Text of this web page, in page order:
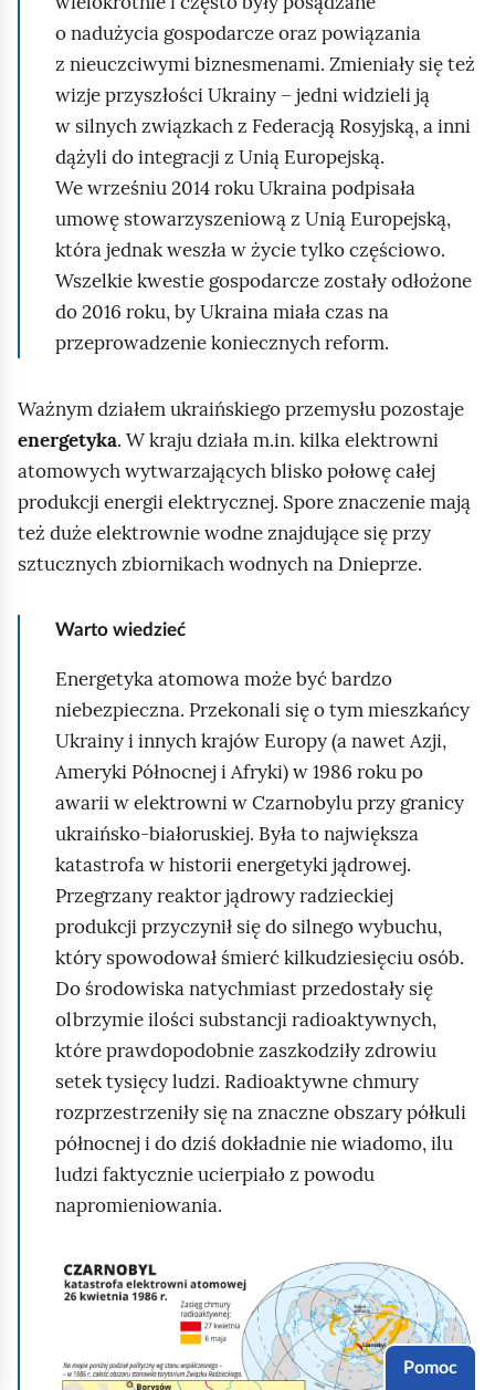
Pomoc
o nadużycia gospodarcze oraz powiązania
z nieuczciwymi biznesmenami. Zmieniały się też
wizje przyszłości Ukrainy – jedni widzieli ją
w silnych związkach z Federacją Rosyjską, a inni
dążyli do integracji z Unią Europejską.
We wrześniu 2014 roku Ukraina podpisała
umowę stowarzyszeniową z Unią Europejską,
która jednak weszła w życie tylko częściowo.
Wszelkie kwestie gospodarcze zostały odłożone
do 2016 roku, by Ukraina miała czas na
przeprowadzenie koniecznych reform.
Ważnym działem ukraińskiego przemysłu pozostaje
energetyka. W kraju działa m.in. kilka elektrowni
atomowych wytwarzających blisko połowę całej
produkcji energii elektrycznej. Spore znaczenie mają
też duże elektrownie wodne znajdujące się przy
sztucznych zbiornikach wodnych na Dnieprze.
Warto wiedzieć
Energetyka atomowa może być bardzo
niebezpieczna. Przekonali się o tym mieszkańcy
Ukrainy i innych krajów Europy (a nawet Azji,
Ameryki Północnej i Afryki) w 1986 roku po
awarii w elektrowni w Czarnobylu przy granicy
ukraińsko‑białoruskiej. Była to największa
katastrofa w historii energetyki jądrowej.
Przegrzany reaktor jądrowy radzieckiej
produkcji przyczynił się do silnego wybuchu,
który spowodował śmierć kilkudziesięciu osób.
Do środowiska natychmiast przedostały się
olbrzymie ilości substancji radioaktywnych,
które prawdopodobnie zaszkodziły zdrowiu
setek tysięcy ludzi. Radioaktywne chmury
rozprzestrzeniły się na znaczne obszary półkuli
północnej i do dziś dokładnie nie wiadomo, ilu
ludzi faktycznie ucierpiało z powodu
napromieniowania.
K
k